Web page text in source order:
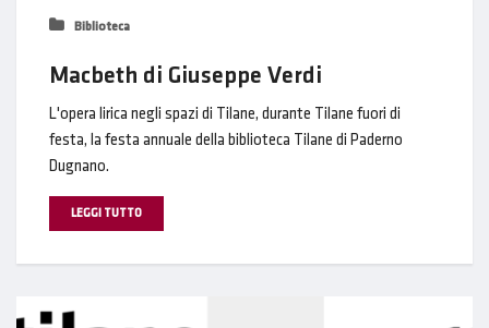
Biblioteca
Macbeth di Giuseppe Verdi
L'opera lirica negli spazi di Tilane, durante Tilane fuori di
festa, la festa annuale della biblioteca Tilane di Paderno
Dugnano.
LEGGI TUTTO